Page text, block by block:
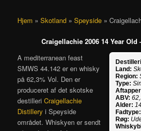
Hjem »Skotland »Speyside »
Craigellachie 2006 14 Year Old
Land:
Region:
Type:
ABV:
Alder:
Fadtype:
Røg:
A mediterranean feast
SMWS 44.142 er en whisky
på 62,3% Vol. Den er
produceret af det skotske
destilleriCraigellachie
Distillery i Speyside
området. Whiskyen er sendt